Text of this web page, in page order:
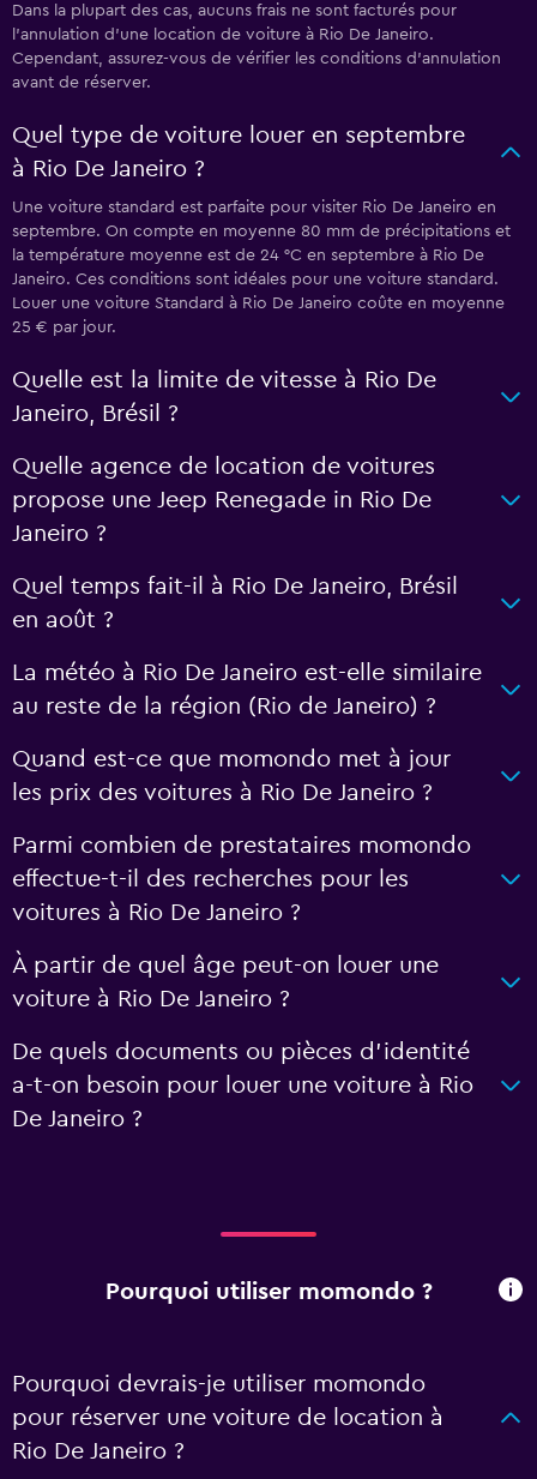
Dans la plupart des cas, aucuns frais ne sont facturés pour
l’annulation d’une location de voiture à Rio De Janeiro.
Cependant, assurez-vous de vérifier les conditions d’annulation
avant de réserver.
Quel type de voiture louer en septembre
à Rio De Janeiro ?
Une voiture standard est parfaite pour visiter Rio De Janeiro en
septembre. On compte en moyenne 80 mm de précipitations et
la température moyenne est de 24 °C en septembre à Rio De
Janeiro. Ces conditions sont idéales pour une voiture standard.
Louer une voiture Standard à Rio De Janeiro coûte en moyenne
25 € par jour.
Quelle est la limite de vitesse à Rio De
Janeiro, Brésil ?
Quelle agence de location de voitures
propose une Jeep Renegade in Rio De
Janeiro ?
Quel temps fait-il à Rio De Janeiro, Brésil
en août ?
La météo à Rio De Janeiro est-elle similaire
au reste de la région (Rio de Janeiro) ?
Quand est-ce que momondo met à jour
les prix des voitures à Rio De Janeiro ?
Parmi combien de prestataires momondo
effectue-t-il des recherches pour les
voitures à Rio De Janeiro ?
À partir de quel âge peut-on louer une
voiture à Rio De Janeiro ?
De quels documents ou pièces d'identité
a-t-on besoin pour louer une voiture à Rio
De Janeiro ?
Pourquoi utiliser momondo ?
Pourquoi devrais-je utiliser momondo
pour réserver une voiture de location à
Rio De Janeiro ?